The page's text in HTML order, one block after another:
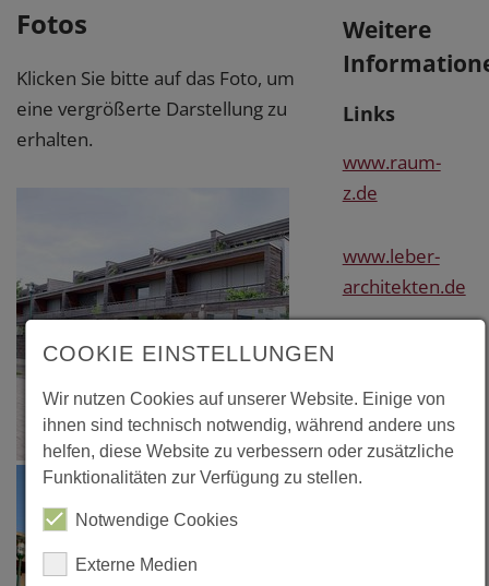
Fotos
Klicken Sie bitte auf das Foto, um
eine vergrößerte Darstellung zu
erhalten.
Weitere
Links
www.raum-
z.de
www.leber-
architekten.de
COOKIE EINSTELLUNGEN
Wir nutzen Cookies auf unserer Website. Einige von
ihnen sind technisch notwendig, während andere uns
helfen, diese Website zu verbessern oder zusätzliche
Funktionalitäten zur Verfügung zu stellen.
Notwendige Cookies
Externe Medien